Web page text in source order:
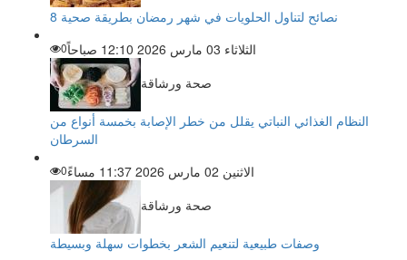
8 نصائح لتناول الحلويات في شهر رمضان بطريقة صحية
الثلاثاء 03 مارس 2026 12:10 صباحاً
0
صحة ورشاقة
النظام الغذائي النباتي يقلل من خطر الإصابة بخمسة أنواع من
السرطان
الاثنين 02 مارس 2026 11:37 مساءً
0
صحة ورشاقة
وصفات طبيعية لتنعيم الشعر بخطوات سهلة وبسيطة